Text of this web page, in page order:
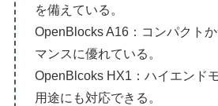
を備えている。
OpenBlocks A16：コンパクト
マンスに優れている。
OpenBlcoks HX1：ハイエンド
用途にも対応できる。